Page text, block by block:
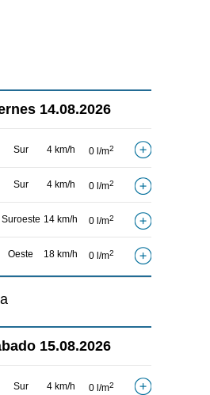
14.08.2026
Sur 4 km/h 0 l/m2
Sur 4 km/h 0 l/m2
Suroeste 14 km/h 0 l/m2
Oeste 18 km/h 0 l/m2
15.08.2026
Sur 4 km/h 0 l/m2